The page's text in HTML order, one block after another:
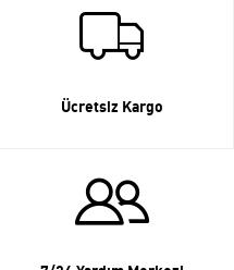
Ücretsiz Kargo